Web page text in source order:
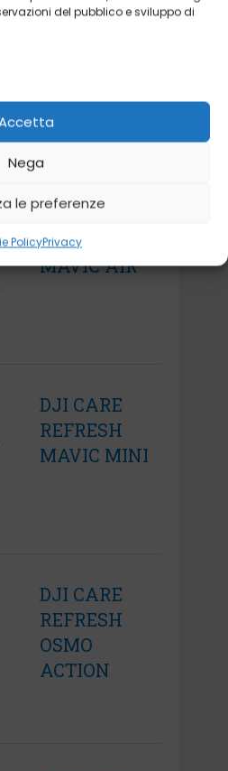
del pubblico e sviluppo di
Nega
le preferenze
PolicyPrivacy
DJI CARE
DJI CARE
REFRESH
MAVIC AIR
DJI CARE
REFRESH
MAVIC MINI
DJI CARE
REFRESH
OSMO
ACTION